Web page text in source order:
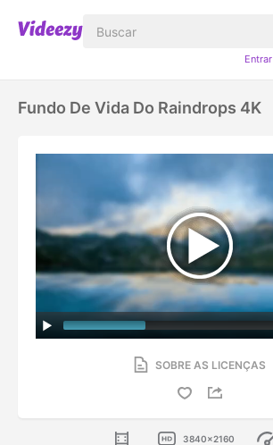
Entrar
Fundo De Vida Do Raindrops 4K
SOBRE AS LICENÇAS
3840x2160